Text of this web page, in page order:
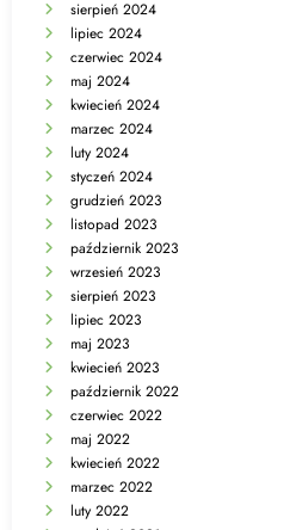
sierpień 2024
lipiec 2024
czerwiec 2024
maj 2024
kwiecień 2024
marzec 2024
luty 2024
styczeń 2024
grudzień 2023
listopad 2023
październik 2023
wrzesień 2023
sierpień 2023
lipiec 2023
maj 2023
kwiecień 2023
październik 2022
czerwiec 2022
maj 2022
kwiecień 2022
marzec 2022
luty 2022